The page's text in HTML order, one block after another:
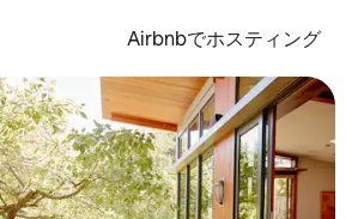
Airbnbでホスティング